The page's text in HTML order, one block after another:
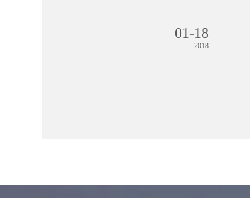
01-18
2018